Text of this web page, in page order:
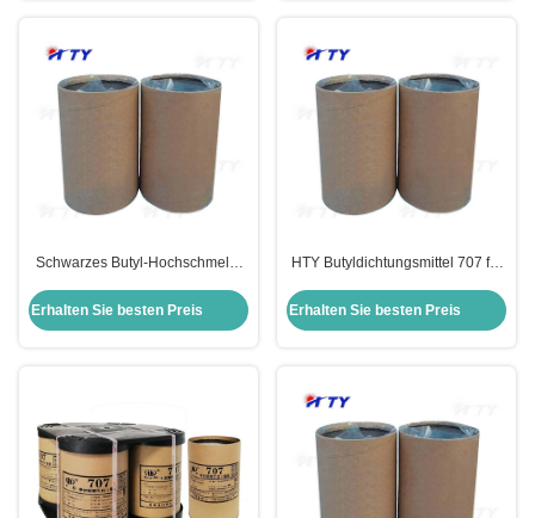
Schwarzes Butyl-Hochschmelz-
Erhalten Sie besten Preis
HTY Butyldichtungsmittel 707 für
Erhalten Sie besten Preis